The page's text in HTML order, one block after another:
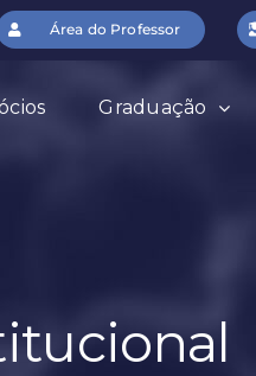
Área do Professor
Graduação